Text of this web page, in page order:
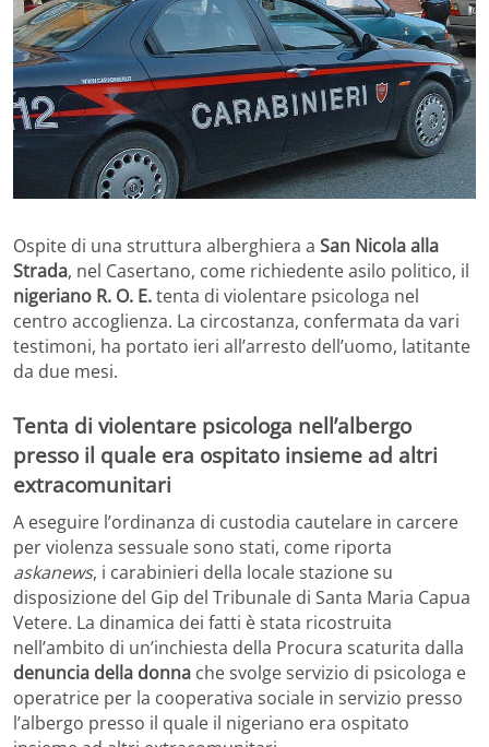
Ospite di una struttura alberghiera a San Nicola alla
Strada, nel Casertano, come richiedente asilo politico, il
nigeriano R. O. E.tenta di violentare psicologa nel
centro accoglienza. La circostanza, confermata da vari
testimoni, ha portato ieri all’arresto dell’uomo, latitante
da due mesi.
Tenta di violentare psicologa nell’albergo
presso il quale era ospitato insieme ad altri
extracomunitari
A eseguire l’ordinanza di custodia cautelare in carcere
per violenza sessuale sono stati, come riporta
askanews, i carabinieri della locale stazione su
disposizione del Gip del Tribunale di Santa Maria Capua
Vetere. La dinamica dei fatti è stata ricostruita
nell’ambito di un’inchiesta della Procura scaturita dalla
denuncia della donna che svolge servizio di psicologa e
operatrice per la cooperativa sociale in servizio presso
l’albergo presso il quale il nigeriano era ospitato